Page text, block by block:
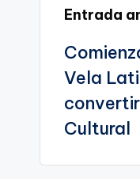
de
Entrada
Vela
Cultural